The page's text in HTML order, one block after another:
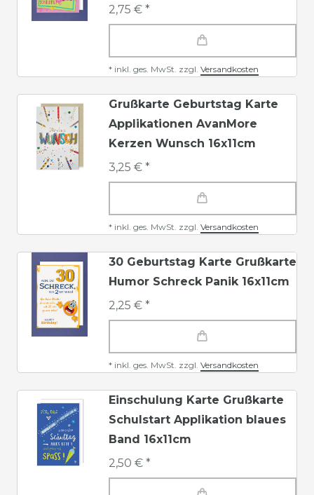
2,75 € *
* inkl. ges. MwSt. zzgl. Versandkosten
Grußkarte Geburtstag Karte
Applikationen AvanMore
Kerzen Wunsch 16x11cm
3,25 € *
* inkl. ges. MwSt. zzgl. Versandkosten
30 Geburtstag Karte Grußkarte
Humor Schreck Panik 16x11cm
2,25 € *
* inkl. ges. MwSt. zzgl. Versandkosten
Einschulung Karte Grußkarte
Schulstart Applikation blaues
Band 16x11cm
2,50 € *